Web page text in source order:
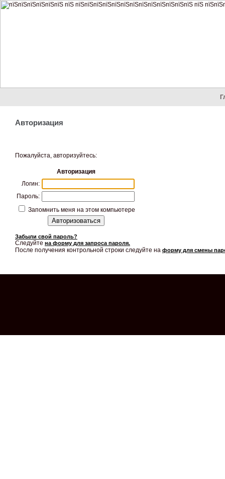
Авторизация
Пожалуйста, авторизуйтесь:
Авторизация
Логин:
Пароль:
Запомнить меня на этом компьютере
Забыли свой пароль?
Следуйте на форму для запроса пароля.
После получения контрольной строки следуйте на форму для смены